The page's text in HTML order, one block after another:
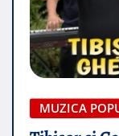
MUZICA